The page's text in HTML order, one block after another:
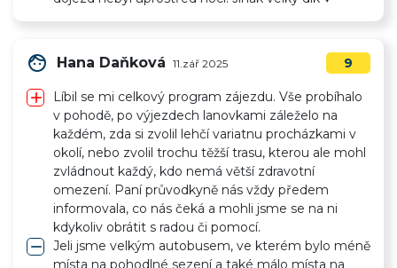
face Hana Daňková 11.zář 2025
add
Líbil se mi celkový program zájezdu. Vše probíhalo
v pohodě, po výjezdech lanovkami záleželo na
každém, zda si zvolil lehčí variatnu procházkami v
okolí, nebo zvolil trochu těžší trasu, kterou ale mohl
zvládnout každý, kdo nemá větší zdravotní
omezení. Paní průvodkyně nás vždy předem
informovala, co nás čeká a mohli jsme se na ni
kdykoliv obrátit s radou či pomocí.
remove Jeli jsme velkým autobusem, ve kterém bylo méně
místa na pohodlné sezení a také málo místa na
9